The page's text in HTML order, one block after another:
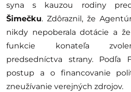
syna s kauzou rodiny
Šimečku. Zdôraznil, že
nikdy nepoberala dotácie a
funkcie konateľa
predsedníctva strany. Podľa
postup a o financovanie
zneužívanie verejných zdrojov.